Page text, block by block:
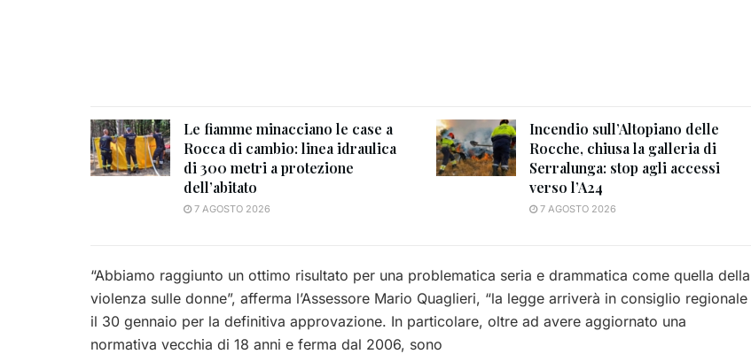
Le fiamme minacciano le case a
Rocca di cambio: linea idraulica
di 300 metri a protezione
dell’abitato
7 AGOSTO 2026
Incendio sull’Altopiano delle
Rocche, chiusa la galleria di
Serralunga: stop agli accessi
verso l’A24
7 AGOSTO 2026
“Abbiamo raggiunto un ottimo risultato per una problematica seria e drammatica come quella della
violenza sulle donne”, afferma l’Assessore Mario Quaglieri, “la legge arriverà in consiglio regionale
il 30 gennaio per la definitiva approvazione. In particolare, oltre ad avere aggiornato una
normativa vecchia di 18 anni e ferma dal 2006, sono